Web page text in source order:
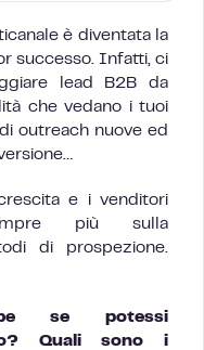
è diventata la
successo. Infatti, ci
lead B2B da
che vedano i tuoi
outreach nuove ed
e i venditori
più sulla
di prospezione.
se potessi
Quali sono i